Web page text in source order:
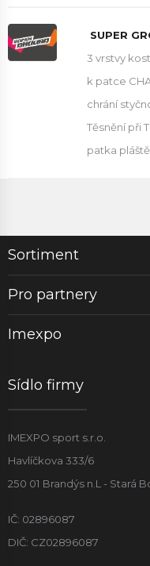
SUPER
3 vrstvy
k patce
chrání
Těsnění při
patka pláště
Sortiment
Pro partnery
Imexpo
Sídlo firmy
IMEXPO sport s.r.o.
Havlíčkova 333/6
250 01 Brandýs n.L - Stará
IČ: 02896087
DIČ: CZ02896087